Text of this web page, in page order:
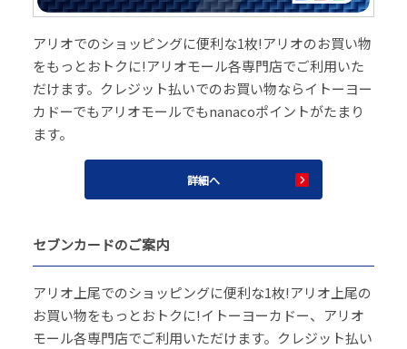
アリオでのショッピングに便利な1枚!アリオのお買い物
をもっとおトクに!アリオモール各専門店でご利用いた
だけます。クレジット払いでのお買い物ならイトーヨー
カドーでもアリオモールでもnanacoポイントがたまり
ます。
詳細へ
セブンカードのご案内
アリオ上尾でのショッピングに便利な1枚!アリオ上尾の
お買い物をもっとおトクに!イトーヨーカドー、アリオ
モール各専門店でご利用いただけます。クレジット払い